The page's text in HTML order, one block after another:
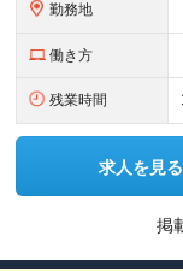
勤務地
働き方
残業時間
求人を見る
掲